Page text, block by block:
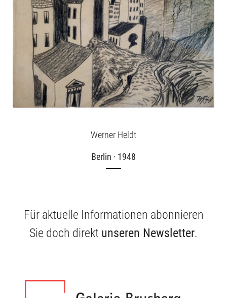
Werner Heldt
Berlin · 1948
Für aktuelle Informationen abonnieren
Sie doch direkt unseren Newsletter.